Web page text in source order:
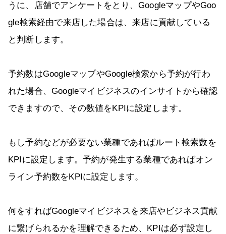
うに、店舗でアンケートをとり、GoogleマップやGoo
gle検索経由で来店した場合は、来店に貢献している
と判断します。
予約数はGoogleマップやGoogle検索から予約が行わ
れた場合、Googleマイビジネスのインサイトから確認
できますので、その数値をKPIに設定します。
もし予約などが必要ない業種であればルート検索数を
KPIに設定します。予約が発生する業種であればオン
ライン予約数をKPIに設定します。
何をすればGoogleマイビジネスを来店やビジネス貢献
に繋げられるかを理解できるため、KPIは必ず設定し